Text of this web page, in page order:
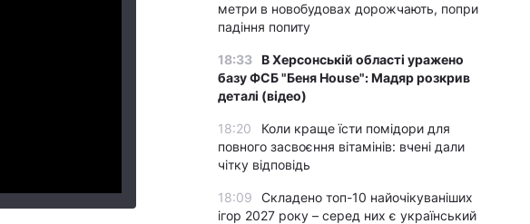
метри в новобудовах дорожчають, попри
падіння попиту
18:33 В Херсонській області уражено
базу ФСБ "Беня House": Мадяр розкрив
деталі (відео)
18:20
Коли краще їсти помідори для
повного засвоєння вітамінів: вчені дали
чітку відповідь
18:09
Складено топ-10 найочікуваніших
ігор 2027 року – серед них є український